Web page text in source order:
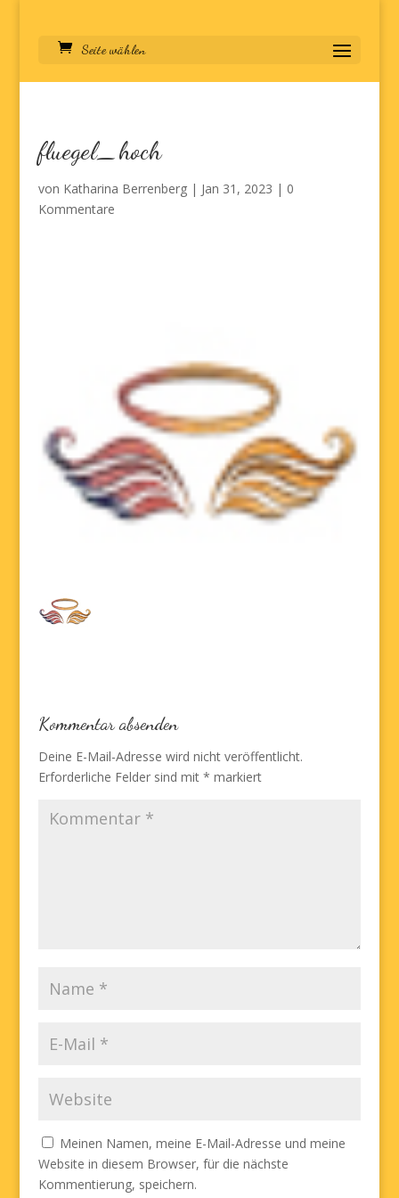
Seite wählen
fluegel_hoch
von Katharina Berrenberg| Jan 31, 2023 | 0
Kommentare
Kommentar absenden
Deine E-Mail-Adresse wird nicht veröffentlicht.
Erforderliche Felder sind mit * markiert
Meinen Namen, meine E-Mail-Adresse und meine
Website in diesem Browser, für die nächste
Kommentierung, speichern.